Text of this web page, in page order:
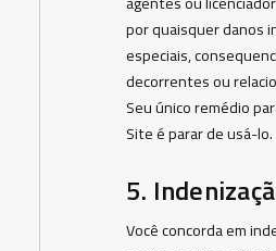
por quaisquer danos
especiais,
decorrentes ou
Seu único remédio
Site é parar de usá-lo.
5.
Você concorda em